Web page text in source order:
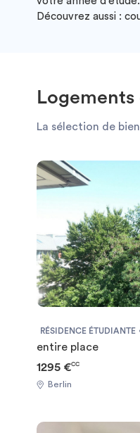
Découvrez aussi :
La sélection de
RÉSIDENCE ÉTUDIANTE
entire place
1295 €CC
Berlin